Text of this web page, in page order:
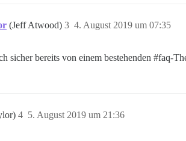
(Jeff Atwood) 4. August 2019 um 07:35
3
sicher bereits von einem bestehenden #faq-
5. August 2019 um 21:36
4